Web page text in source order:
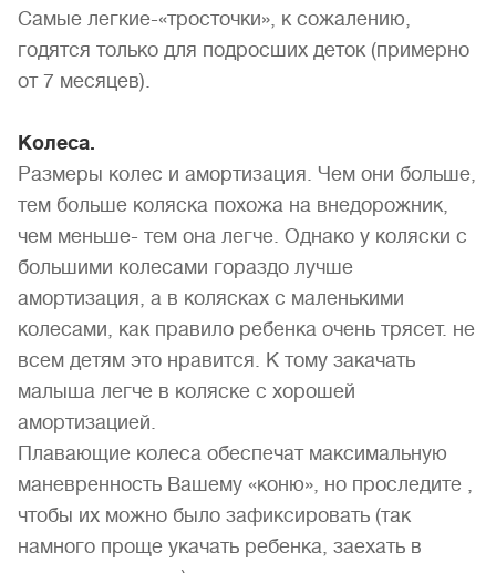
Самые легкие-«тросточки», к сожалению,
годятся только для подросших деток (примерно
от 7 месяцев).
Колеса.
Размеры колес и амортизация. Чем они больше,
тем больше коляска похожа на внедорожник,
чем меньше- тем она легче. Однако у коляски с
большими колесами гораздо лучше
амортизация, а в колясках с маленькими
колесами, как правило ребенка очень трясет. не
всем детям это нравится. К тому закачать
малыша легче в коляске с хорошей
амортизацией.
Плавающие колеса обеспечат максимальную
маневренность Вашему «коню», но проследите ,
чтобы их можно было зафиксировать (так
намного проще укачать ребенка, заехать в